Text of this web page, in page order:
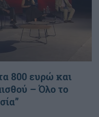
800 ευρώ και
– Όλο το